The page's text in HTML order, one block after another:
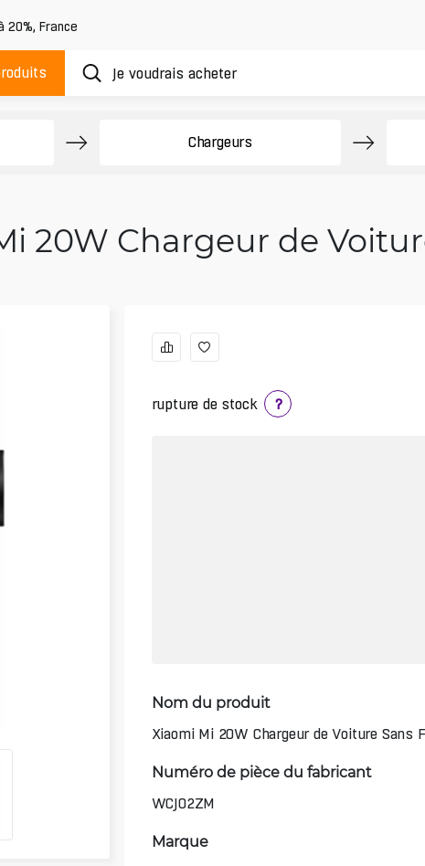
20%, France
Chargeurs
20W Chargeur de
rupture de stock ?
Nom du produit
Xiaomi Mi 20W Chargeur de Voiture Sans
Numéro de pièce du fabricant
WCJ02ZM
Marque